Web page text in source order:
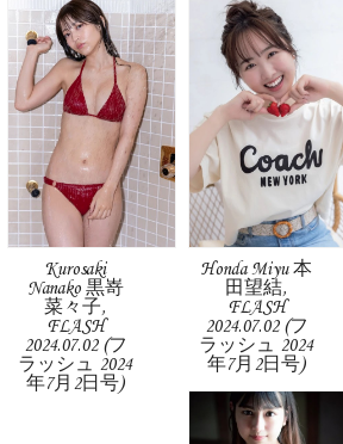
Kurosaki
Nanako 黒嵜
菜々子,
FLASH
2024.07.02 (フ
ラッシュ 2024
年7月2日号)
Honda Miyu 本
田望結,
FLASH
2024.07.02 (フ
ラッシュ 2024
年7月2日号)